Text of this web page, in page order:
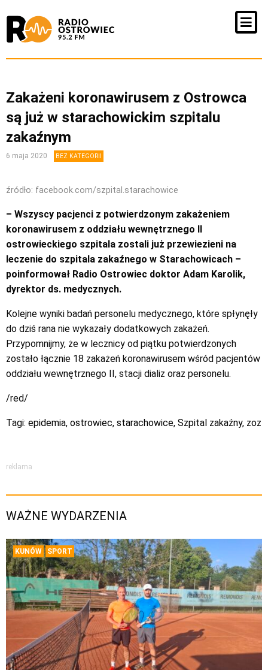
Zakażeni koronawirusem z Ostrowca
są już w starachowickim szpitalu
zakaźnym
6 maja 2020 BEZ KATEGORII
źródło: facebook.com/szpital.starachowice
– Wszyscy pacjenci z potwierdzonym zakażeniem
koronawirusem z oddziału wewnętrznego II
ostrowieckiego szpitala zostali już przewiezieni na
leczenie do szpitala zakaźnego w Starachowicach –
poinformował Radio Ostrowiec doktor Adam Karolik,
dyrektor ds. medycznych.
Kolejne wyniki badań personelu medycznego, które spłynęły
do dziś rana nie wykazały dodatkowych zakażeń.
Przypomnijmy, że w lecznicy od piątku potwierdzonych
zostało łącznie 18 zakażeń koronawirusem wśród pacjentów
oddziału wewnętrznego II, stacji dializ oraz personelu.
/red/
Tagi: epidemia, ostrowiec, starachowice, Szpital zakaźny, zoz
reklama
WAŻNE WYDARZENIA
KUNÓW SPORT